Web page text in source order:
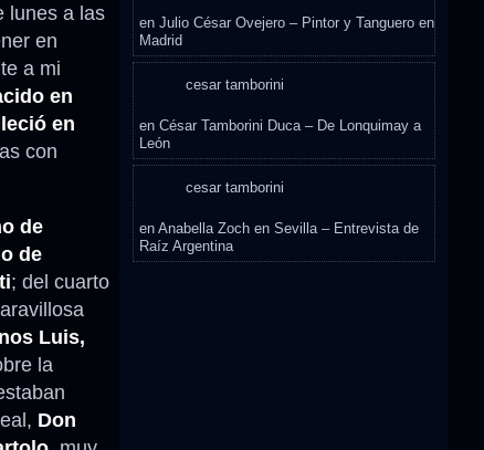
lunes a las
en
a mi
en
en
con
de
de
; del cuarto
Luis,
la
Don
enJulio César Ovejero – Pintor y Tanguero en
Madrid
cesar tamborini
enCésar Tamborini Duca – De Lonquimay a
León
cesar tamborini
enAnabella Zoch en Sevilla – Entrevista de
Raíz Argentina